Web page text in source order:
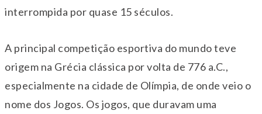
interrompida por quase 15 séculos.
A principal competição esportiva do mundo teve
origem na Grécia clássica por volta de 776 a.C.,
especialmente na cidade de Olímpia, de onde veio o
nome dos Jogos. Os jogos, que duravam uma